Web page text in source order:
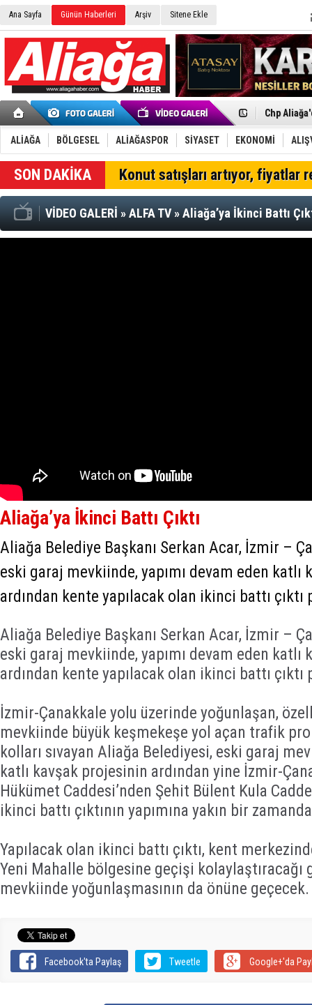
Ana Sayfa Günün Haberleri Arşiv Sitene Ekle
İzmir'in
Çağrısı
Onat
Menemen
Aliağa'da
Furkan
AK Parti
SOCAR
Trafiği
Alto,
Chp
ALİAĞA BÖLGESEL ALİAĞASPOR SİYASET EKONOMİ
SON DAKİKA Konut satışları artıyor, fiyatlar
VİDEO GALERİ »ALFA TV»Aliağa’ya İkinci Battı
Aliağa’ya İkinci Battı Çıktı
Aliağa Belediye Başkanı Serkan Acar, İzmir –
eski garaj mevkiinde, yapımı devam eden
ardından kente yapılacak olan ikinci battı çıktı
Aliağa Belediye Başkanı Serkan Acar, İzmir –
eski garaj mevkiinde, yapımı devam eden
ardından kente yapılacak olan ikinci battı çıktı
İzmir-Çanakkale yolu üzerinde yoğunlaşan,
mevkiinde büyük keşmekeşe yol açan trafik
kolları sıvayan Aliağa Belediyesi, eski garaj
katlı kavşak projesinin ardından yine İzmir-
Hükümet Caddesi’nden Şehit Bülent Kula
ikinci battı çıktının yapımına yakın bir
Yapılacak olan ikinci battı çıktı, kent
Yeni Mahalle bölgesine geçişi
mevkiinde yoğunlaşmasının da önüne geçecek.
Facebook'ta Paylaş Tweetle Google+'da